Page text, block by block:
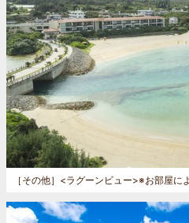
［その他］ <ラグーンビュー>※お部屋に